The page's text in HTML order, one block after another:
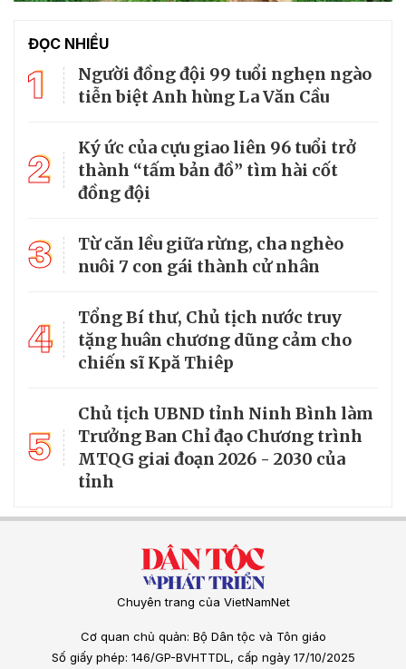
ĐỌC NHIỀU
1
Người đồng đội 99 tuổi nghẹn ngào
tiễn biệt Anh hùng La Văn Cầu
2
Ký ức của cựu giao liên 96 tuổi trở
thành “tấm bản đồ” tìm hài cốt
đồng đội
3
Từ căn lều giữa rừng, cha nghèo
nuôi 7 con gái thành cử nhân
4
Tổng Bí thư, Chủ tịch nước truy
tặng huân chương dũng cảm cho
chiến sĩ Kpă Thiêp
5
Chủ tịch UBND tỉnh Ninh Bình làm
Trưởng Ban Chỉ đạo Chương trình
MTQG giai đoạn 2026 - 2030 của
tỉnh
Chuyên trang của VietNamNet
Cơ quan chủ quản: Bộ Dân tộc và Tôn giáo
Số giấy phép: 146/GP-BVHTTDL, cấp ngày 17/10/2025